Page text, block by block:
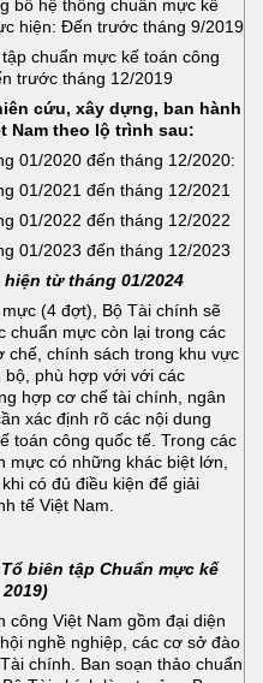
bố hệ thống chuẩn mực kế
hiện: Đến trước tháng 9/2019
chuẩn mực kế toán công
trước tháng 12/2019
cứu, xây dựng, ban hành
Nam theo lộ trình sau:
01/2020 đến tháng 12/2020:
01/2021 đến tháng 12/2021
01/2022 đến tháng 12/2022
01/2023 đến tháng 12/2023
từ tháng 01/2024
(4 đợt), Bộ Tài chính sẽ
chuẩn mực còn lại trong các
chế, chính sách trong khu vực
phù hợp với với các
hợp cơ chế tài chính, ngân
xác định rõ các nội dung
toán công quốc tế. Trong các
mực có những khác biệt lớn,
có đủ điều kiện để giải
tế Việt Nam.
biên tập Chuẩn mực kế
công Việt Nam gồm đại diện
nghề nghiệp, các cơ sở đào
chính. Ban soạn thảo chuẩn